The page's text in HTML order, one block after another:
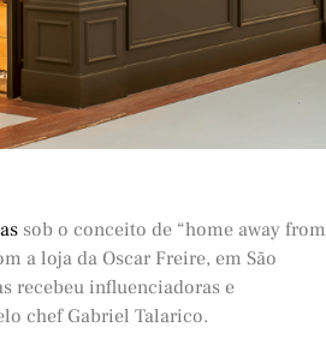
sob o conceito de “home away from
a loja da Oscar Freire, em São
recebeu influenciadoras e
chef Gabriel Talarico.